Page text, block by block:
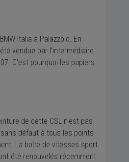
Italia à Palazzolo. En
vendue par l'intermédiaire
C'est pourquoi les papiers
de cette CSL n'est pas
défaut à tous les points
La boîte de vitesses sport
été renouvelés récemment.